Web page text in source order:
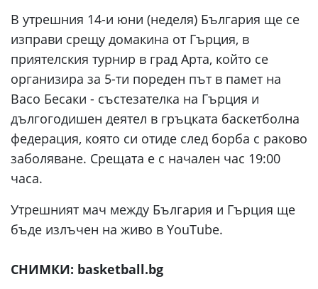
В утрешния 14-и юни (неделя) България ще се
изправи срещу домакина от Гърция, в
приятелския турнир в град Арта, който се
организира за 5-ти пореден път в памет на
Васо Бесаки - състезателка на Гърция и
дългогодишен деятел в гръцката баскетболна
федерация, която си отиде след борба с раково
заболяване. Срещата е с начален час 19:00
часа.
Утрешният мач между България и Гърция ще
бъде излъчен на живо в YouTube.
СНИМКИ: basketball.bg